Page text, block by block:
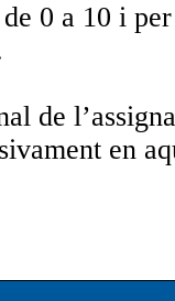
0 a 10 i
de
en